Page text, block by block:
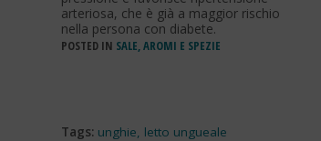
arteriosa, che è già a maggior rischio
nella persona con diabete.
POSTED IN SALE, AROMI E SPEZIE
Tags: unghie letto ungueale